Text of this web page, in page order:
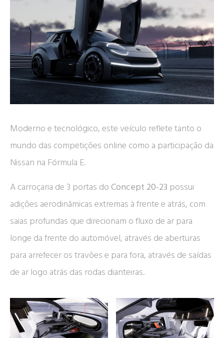
Moderno e tecnológico, este veículo reflete tanto o
mundo das competições online como a participação da
Nissan na Fórmula E.
A carroçaria de 3 portas do Concept 20-23 possui
adições aerodinâmicas extremas à frente e atrás, com
saias profundas que direcionam o fluxo de ar para
longe da frente do automóvel, através de aberturas
para arrefecer os travões e para fora, através de saídas
de ar logo atrás das rodas dianteiras.